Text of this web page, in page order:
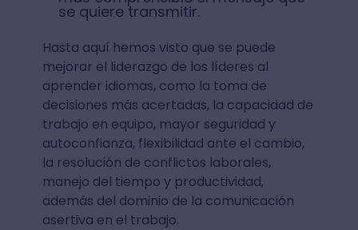
se quiere transmitir.
Hasta aquí hemos visto que se puede
mejorar el liderazgo de los líderes al
aprender idiomas, como la toma de
decisiones más acertadas, la capacidad de
trabajo en equipo, mayor seguridad y
autoconfianza, flexibilidad ante el cambio,
la resolución de conflictos laborales,
manejo del tiempo y productividad,
además del dominio de la comunicación
asertiva en el trabajo.